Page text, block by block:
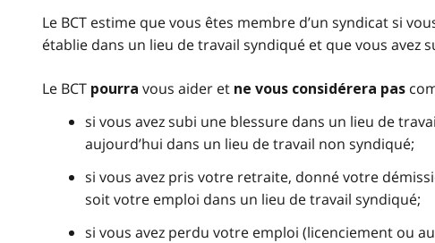
Le BCT estime que vous êtes membre d’un syndicat si
établie dans un lieu de travail syndiqué et que vous avez
Le BCT pourravous aider et ne vous considérera pas
si vous avez subi une blessure dans un lieu de
aujourd’hui dans un lieu de travail non syndiqué;
si vous avez pris votre retraite, donné votre
soit votre emploi dans un lieu de travail syndiqué;
si vous avez perdu votre emploi (licenciement ou